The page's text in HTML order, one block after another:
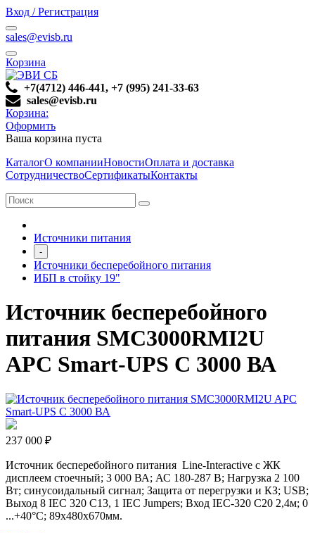
Вход / Регистрация
sales@evisb.ru
Корзина
+7(4712) 446-441, +7 (995) 241-33-63
sales@evisb.ru
Корзина:
Оформить
Ваша корзина пуста
КаталогО компанииНовостиОплата и доставка
СотрудничествоСертификатыКонтакты
Источники питания
-
Источники бесперебойного питания
ИБП в стойку 19"
Источник бесперебойного
питания SMC3000RMI2U
APC Smart-UPS C 3000 ВА
237 000 ₽
Источник бесперебойного питания Line-Interactive с ЖК
дисплеем стоечный; 3 000 ВА; АС 180-287 В; Нагрузка 2 100
Вт; cинусоидальный сигнал; Защита от перегрузки и КЗ; USB;
Выход 8 IEC 320 C13, 1 IEC Jumpers; Вход IEC-320 C20 2,4м; 0
...+40°С; 89х480х670мм.